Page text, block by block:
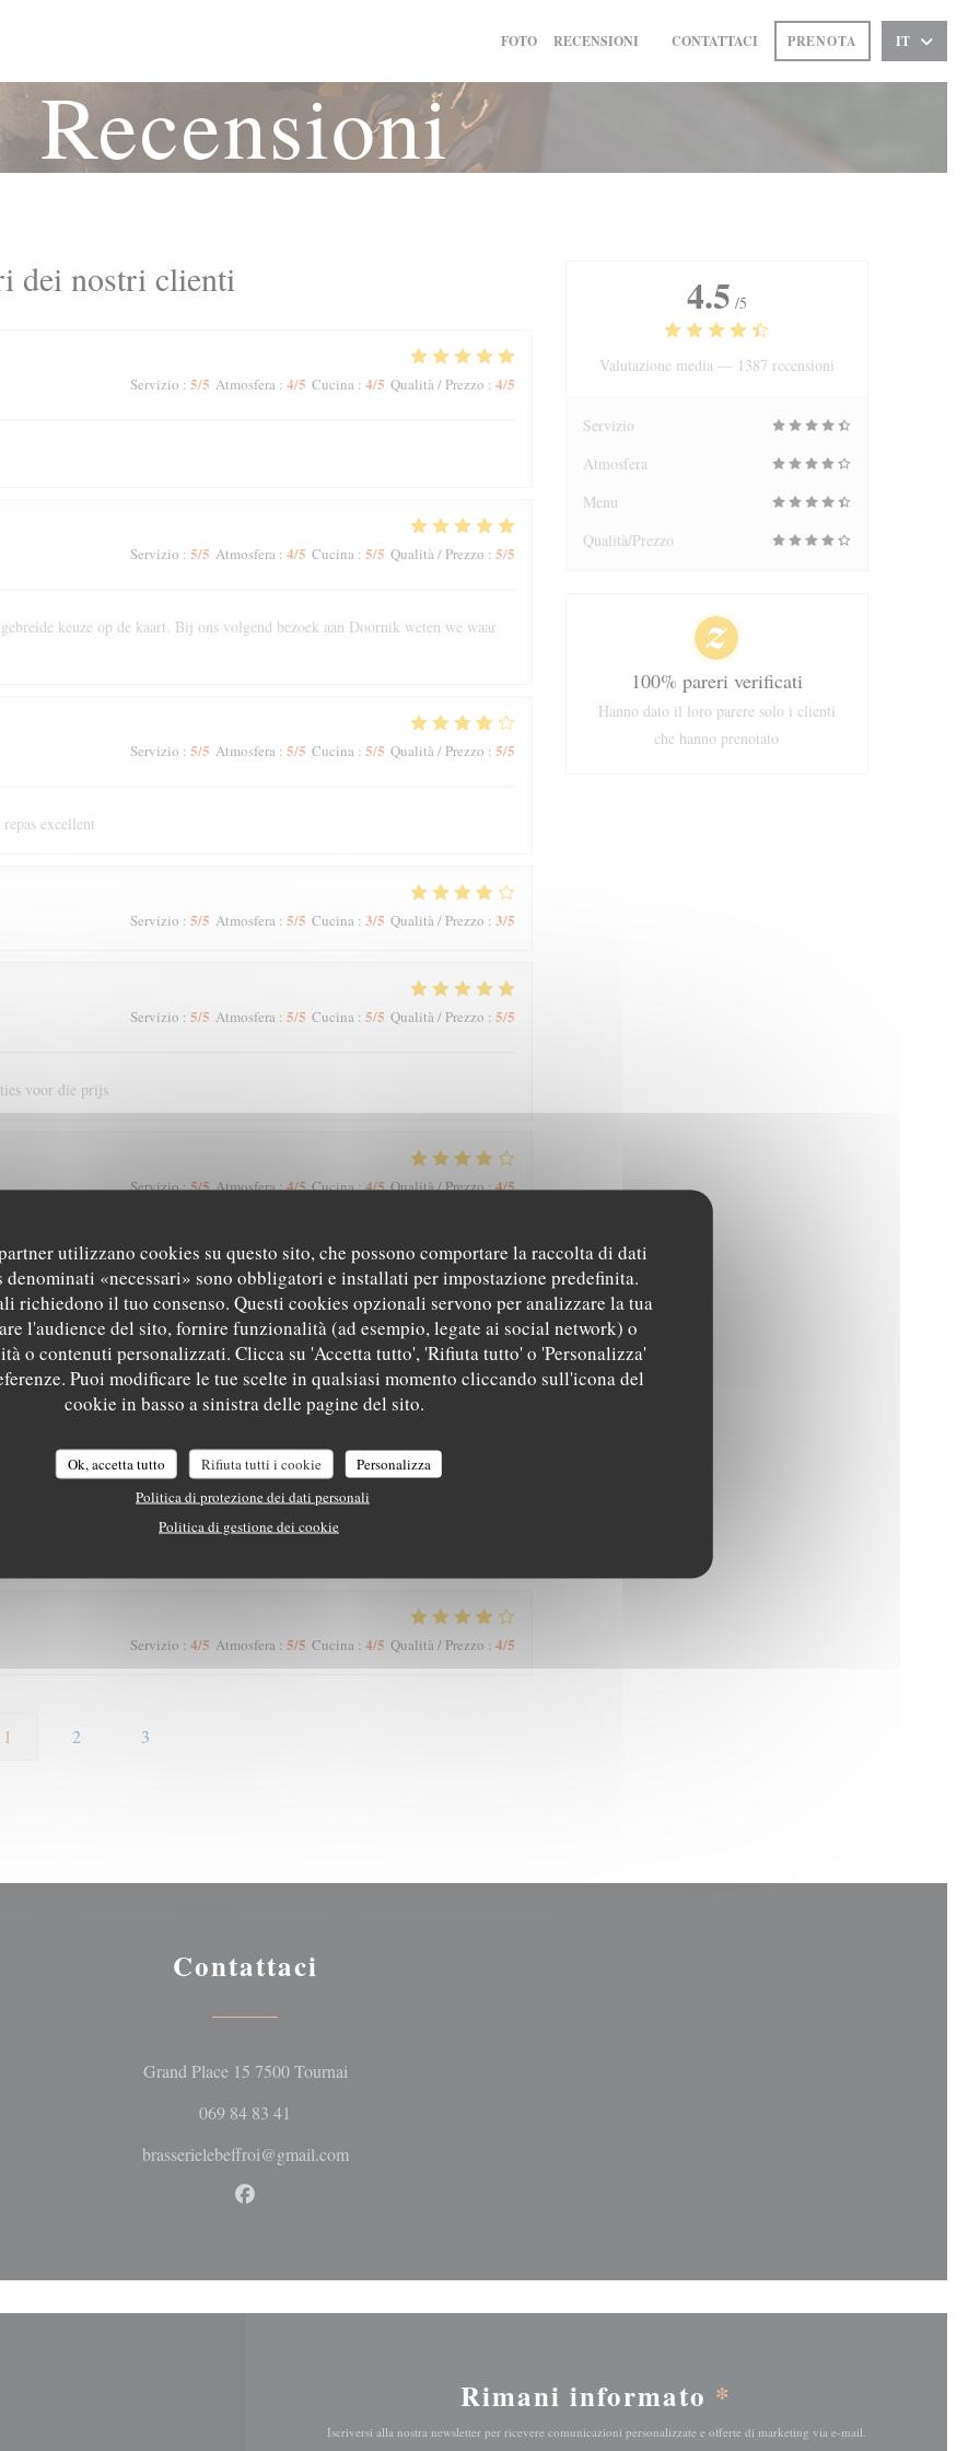
utilizzano cookies su questo sito, che possono comportare la raccolta di dati
«necessari» sono obbligatori e installati per impostazione predefinita.
richiedono il tuo consenso. Questi cookies opzionali servono per analizzare la tua
l'audience del sito, fornire funzionalità (ad esempio, legate ai social network) o
o contenuti personalizzati. Clicca su 'Accetta tutto', 'Rifiuta tutto' o 'Personalizza'
Puoi modificare le tue scelte in qualsiasi momento cliccando sull'icona del
cookie in basso a sinistra delle pagine del sito.
Ok, accetta tutto Rifiuta tutti i cookie
Personalizza
Politica di protezione dei dati personali
Politica di gestione dei cookie
FOTO RECENSIONI
((APRE UNA NUOVA FINESTRA))
CONTATTACI PRENOTA IT
Recensioni
dei nostri clienti
Servizio : 5/5 Atmosfera: 4/5 Cucina: 4/5 Qualità / Prezzo : 4/5
Servizio : 5/5 Atmosfera: 4/5 Cucina: 5/5 Qualità / Prezzo : 5/5
keuze op de kaart. Bij ons volgend bezoek aan Doornik weten we waar
Servizio : 5/5 Atmosfera: 5/5 Cucina: 5/5 Qualità / Prezzo : 5/5
excellent
Servizio : 5/5 Atmosfera: 5/5 Cucina: 3/5 Qualità / Prezzo : 3/5
Servizio : 5/5 Atmosfera: 5/5 Cucina: 5/5 Qualità / Prezzo : 5/5
voor die prijs
Servizio:5/5 Atmosfera:4/5 Cucina:4/5 Qualità / Prezzo:4/5
Servizio:5/5 Atmosfera:5/5 Cucina:5/5 Qualità / Prezzo:4/5
le Beffroi !
Servizio 5/5 Atmosfera:4/5 Cucina:5/5 Qualità / Prezzo
Servizio : 4/5 Atmosfera : 5/5 Cucina : 4/5 Qualità / Prezzo : 4/5
1 2 3
4.5 /5
Valutazione media — 1387 recensioni
Servizio
Atmosfera
Menu
Qualità/Prezzo
100% pareri verificati
Hanno dato il loro parere solo i clienti
che hanno prenotato
Contattaci
Grand Place 15 7500 Tournai((apre una nuova finestra))
069 84 83 41
brasserielebeffroi@gmail.com
Facebook ((apre una nuova finestra))
Rimani informato *
Iscriversi alla nostra newsletter per ricevere comunicazioni personalizzate e offerte di marketing via e-mail.